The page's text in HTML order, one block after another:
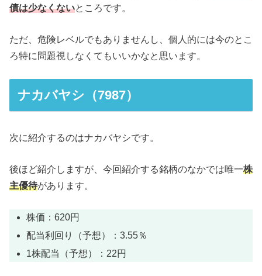
債は少なくないところです。
ただ、危険レベルでもありませんし、個人的には今のとこ
ろ特に問題視しなくてもいいかなと思います。
ナカバヤシ（7987）
次に紹介するのはナカバヤシです。
後ほど紹介しますが、今回紹介する銘柄のなかでは唯一株
主優待があります。
株価：620円
配当利回り（予想）：3.55％
1株配当（予想）：22円